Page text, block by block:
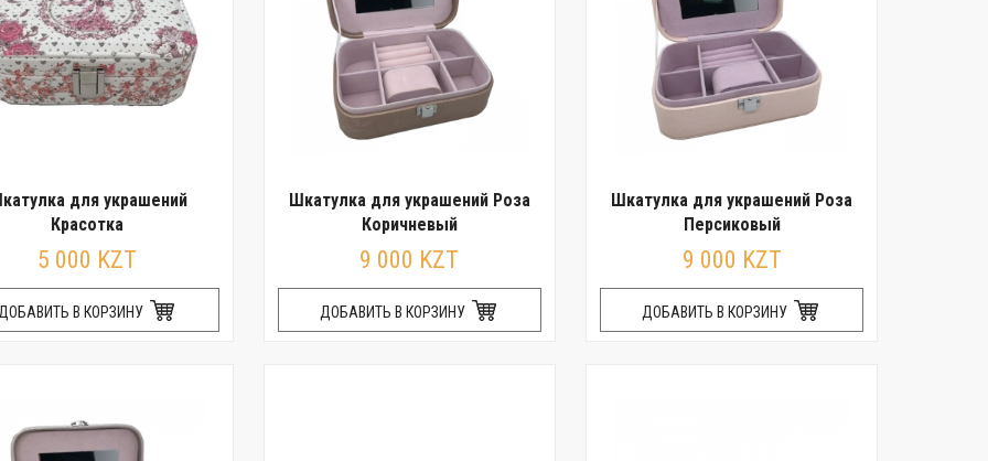
для украшений
Красотка
5 000 KZT
В КОРЗИНУ
Шкатулка для украшений Роза
Коричневый
9 000 KZT
ДОБАВИТЬ В КОРЗИНУ
Шкатулка для украшений Роза
Персиковый
9 000 KZT
ДОБАВИТЬ В КОРЗИНУ